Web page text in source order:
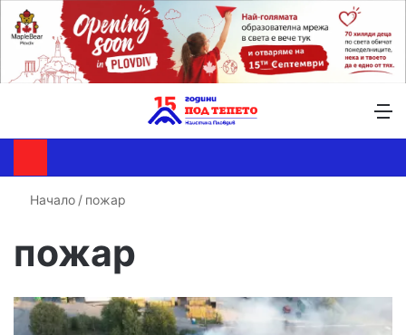
Начало / пожар
пожар